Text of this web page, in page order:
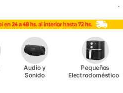
.
Audio y
Sonido
Pequeños
Electrodomésticos